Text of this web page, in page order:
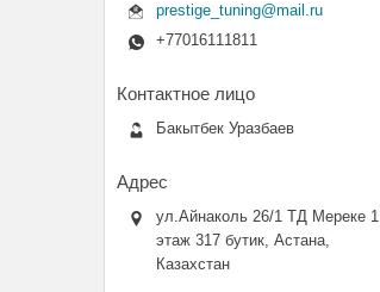
prestige_tuning@mail.ru
+77016111811
Бакытбек Уразбаев
ул.Айнаколь 26/1 ТД Мереке 1
этаж 317 бутик, Астана,
Казахстан